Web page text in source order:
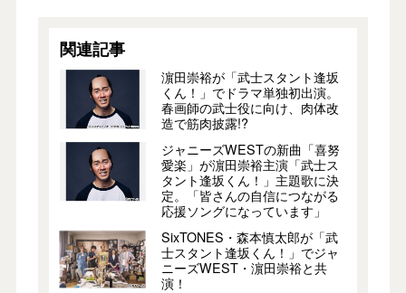
関連記事
濵田崇裕が「武士スタント逢坂
くん！」でドラマ単独初出演。
春画師の武士役に向け、肉体改
造で筋肉披露!?
ジャニーズWESTの新曲「喜努
愛楽」が濵田崇裕主演「武士ス
タント逢坂くん！」主題歌に決
定。「皆さんの自信につながる
応援ソングになっています」
SixTONES・森本慎太郎が「武
士スタント逢坂くん！」でジャ
ニーズWEST・濵田崇裕と共
演！